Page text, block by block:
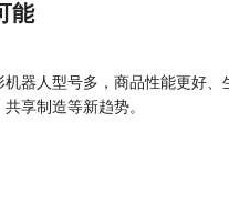
能
机器人型号多，商品性能更好
享制造等新趋势。